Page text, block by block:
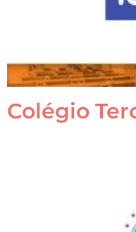
Colégio